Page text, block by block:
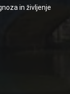
in življenje